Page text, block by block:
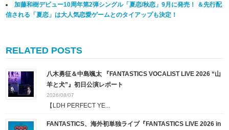
加藤和樹デビュー10周年第2弾シングル「夏恋/秋恋」9月に発売！ ＆先行配
信される「夏恋」は大人気恋愛ゲームとのタイアップも決定！
RELATED POSTS
八木勇征＆中島颯太 『FANTASTICS VOCALIST LIVE 2026 “山
羊と犬”』初日公演レポート
2026/08/07
【LDH PERFECT YE...
FANTASTICS、海外初単独ライブ『FANTASTICS LIVE 2026 in